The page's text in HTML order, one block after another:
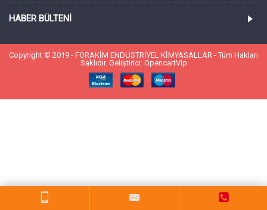
HABER BÜLTENI
Copyright © 2019 - FORAKİM ENDUSTRİYEL KİMYASALLAR - Tüm Hakları
Saklıdır. Geliştirici: OpencartVip